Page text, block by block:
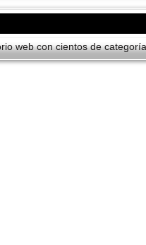
web con cientos de